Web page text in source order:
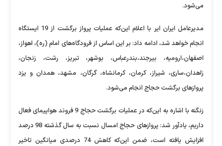
می‌شود.
مدیرعامل ایران ایر با اعلام این‌که عملیات پرواز برگشت از 19 ایستگاه
انجام خواهد شد، ادامه داد: بر این اساس از فرودگاه‌های امام (ره)، اهواز،
اصفهان،‌ارومیه،‌ بیرجند،‌بندرعباس، بوشهر، تبریز، رشت، زنجان،
زاهدان،‌ساری، شیراز، کرمان، کرمانشاه، گرگان، مشهد، همدان و یزد
پروازهای برگشت حجاج انجام می‌شود.
زنگنه با اشاره به این‌که در عملیات برگشت حجاج 9 فروند هواپیمای فعال
داریم، یادآور شد: پروازهای حجاج امسال نسبت به سال گذشته 98 درصد
افزایش یافته است، ضمن این‌که کاهش 74 درصدی میانگین تاخیر